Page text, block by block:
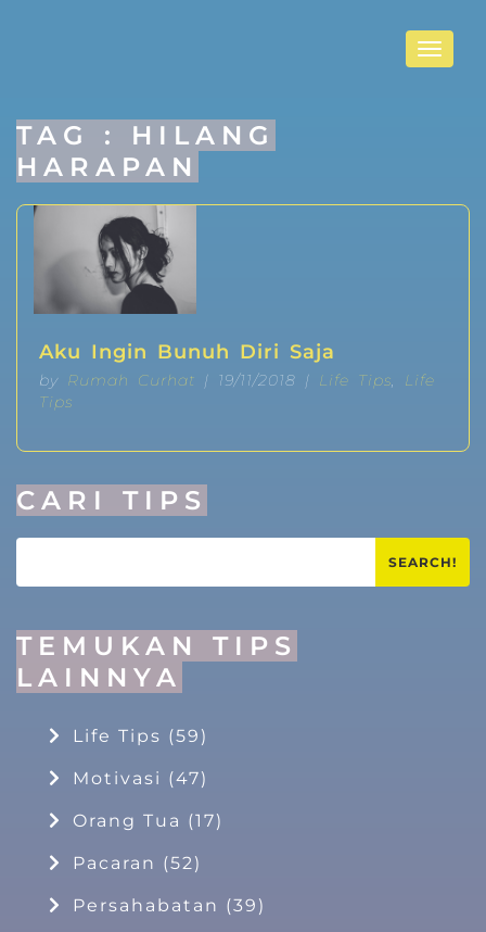
Toggle
TAG : HILANG
HARAPAN
Aku Ingin Bunuh Diri Saja
by Rumah Curhat | 19/11/2018 | Life Tips, Life
Tips
CARI TIPS
SEARCH!
TEMUKAN TIPS
LAINNYA
Life Tips (59)
Motivasi (47)
Orang Tua (17)
Pacaran (52)
Persahabatan (39)